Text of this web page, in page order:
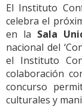
El Instituto
celebra el
en la Sala
nacional del
el Instituto
colaboración
concurso
culturales y